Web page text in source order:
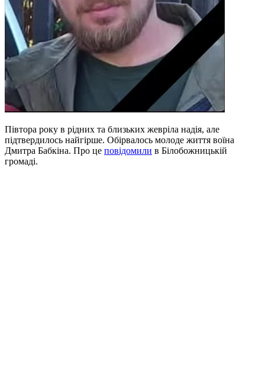
Півтора року в рідних та близьких жевріла надія, але
підтвердилось найгірше. Обірвалось молоде життя воїна
Дмитра Бабкіна. Про це повідомили в Білобожницькій
громаді.